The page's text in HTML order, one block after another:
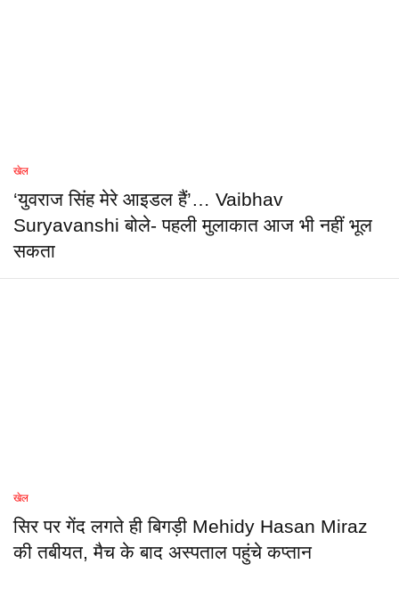
खेल
‘युवराज सिंह मेरे आइडल हैं’… Vaibhav
Suryavanshi बोले- पहली मुलाकात आज भी नहीं भूल
सकता
खेल
सिर पर गेंद लगते ही बिगड़ी Mehidy Hasan Miraz
की तबीयत, मैच के बाद अस्पताल पहुंचे कप्तान